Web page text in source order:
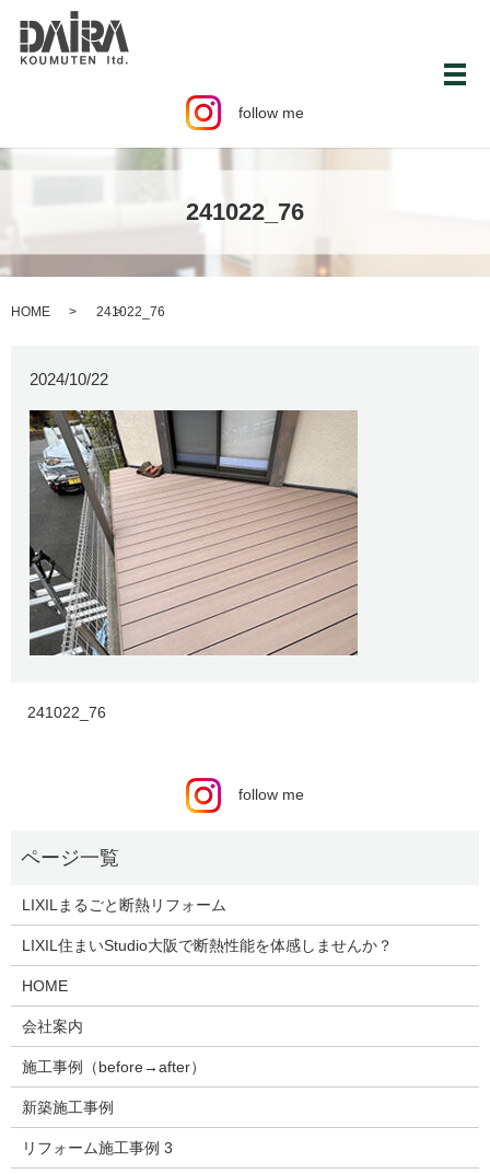
follow me
メ
241022_76
HOME 241022_76
2024/10/22
241022_76
follow me
LIXILまるごと断熱リフォーム
LIXIL住まいStudio大阪で断熱性能を体感しませんか？
HOME
会社案内
施工事例（before→after）
新築施工事例
リフォーム施工事例 3